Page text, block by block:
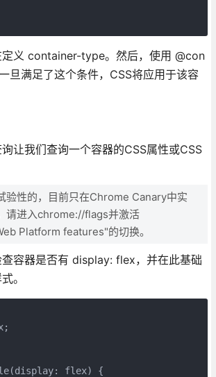
定义 container-type。然后，使用 @con
旦满足了这个条件，CSS将应用于该容
让我们查询一个容器的CSS属性或CSS
验性的，目前只在Chrome Canary中实
请进入chrome://flags并激活
Platform features"的切换。
容器是否有 display: flex，并在此基础
。
flex) {